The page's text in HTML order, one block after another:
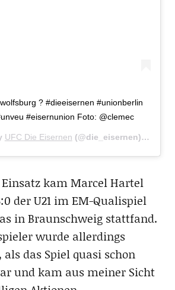
? #dieeisernen #unionberlin
#eisernunion Foto: @clemec
UFC Die Eisernen (@die_eisernen) on
kam Marcel Hartel
der U21 im EM-Qualispiel
in Braunschweig stattfand.
wurde allerdings
das Spiel quasi schon
und kam aus meiner Sicht